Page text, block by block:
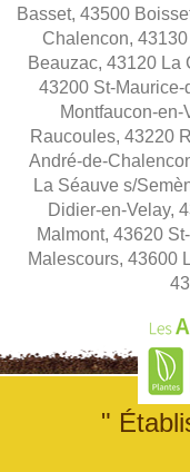
Basset, 43500
Chalencon,
Beauzac, 43120 La
43200 St-
Montfaucon-
Raucoules, 43220
André-de-
La Séauve s/
Didier-en-Velay,
Malmont, 43620
Malescours, 43600
"